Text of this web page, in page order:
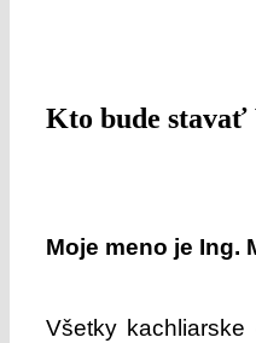
Kto bude stavať
Moje meno je Ing.
Všetky